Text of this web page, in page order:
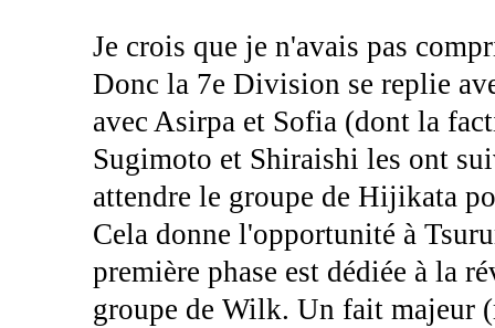
Je crois que je n'avais pas
Donc la 7e Division se replie
avec Asirpa et Sofia (dont la
Sugimoto et Shiraishi les ont
attendre le groupe de Hijikata
Cela donne l'opportunité à
première phase est dédiée à la
groupe de Wilk. Un fait majeur